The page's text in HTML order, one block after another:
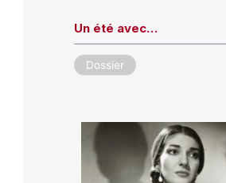
Un été avec…
Dossier